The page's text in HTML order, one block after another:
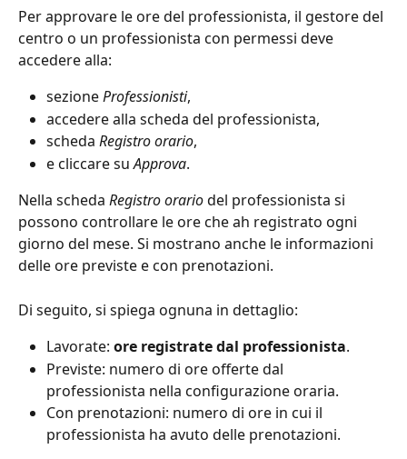
Per approvare le ore del professionista, il gestore del
centro o un professionista con permessi deve
accedere alla:
sezione Professionisti,
accedere alla scheda del professionista,
scheda Registro orario,
e cliccare su Approva.
Nella scheda Registro orario del professionista si
possono controllare le ore che ah registrato ogni
giorno del mese. Si mostrano anche le informazioni
delle ore previste e con prenotazioni.
Di seguito, si spiega ognuna in dettaglio:
Lavorate: ore registrate dal professionista.
Previste: numero di ore offerte dal
professionista nella configurazione oraria.
Con prenotazioni: numero di ore in cui il
professionista ha avuto delle prenotazioni.